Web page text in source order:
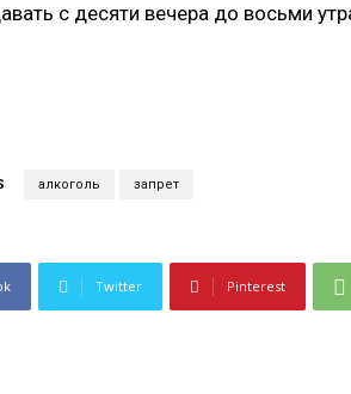
с десяти вечера до восьми
алкоголь запрет
Twitter Pinterest